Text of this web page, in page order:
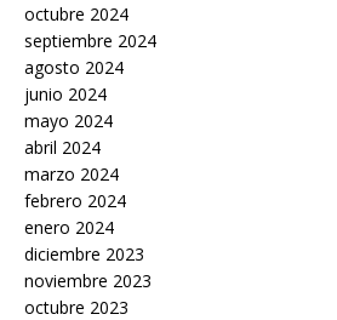
octubre 2024
septiembre 2024
agosto 2024
junio 2024
mayo 2024
abril 2024
marzo 2024
febrero 2024
enero 2024
diciembre 2023
noviembre 2023
octubre 2023